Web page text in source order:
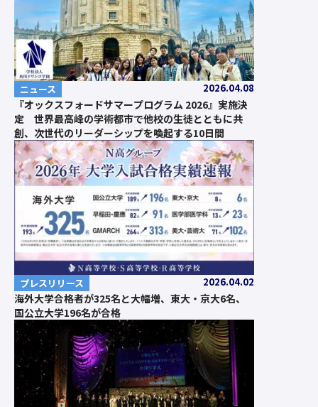
ニュース 2026.04.08
『オックスフォードサマープログラム 2026』実施決
定 世界最高峰の学術都市で他校の生徒とともに共
創、次世代のリーダーシップを喚起する10日間
プレスリリース 2026.04.02
海外大学合格者が325名と大幅増、東大・京大6名、
国公立大学196名が合格